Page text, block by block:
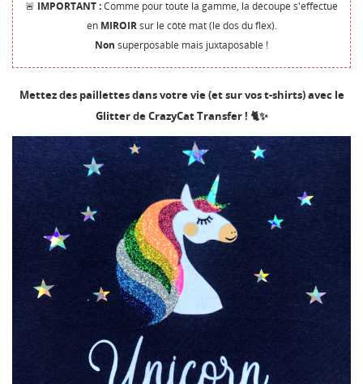
🚨 IMPORTANT :Comme pour toute la gamme, la découpe s'effectue
en MIROIRsur le côté mat (le dos du flex).
Non superposable mais juxtaposable !
Mettez des paillettes dans votre vie (et sur vos t-shirts) avec le
Glitter de CrazyCat Transfer ! 🐈✨